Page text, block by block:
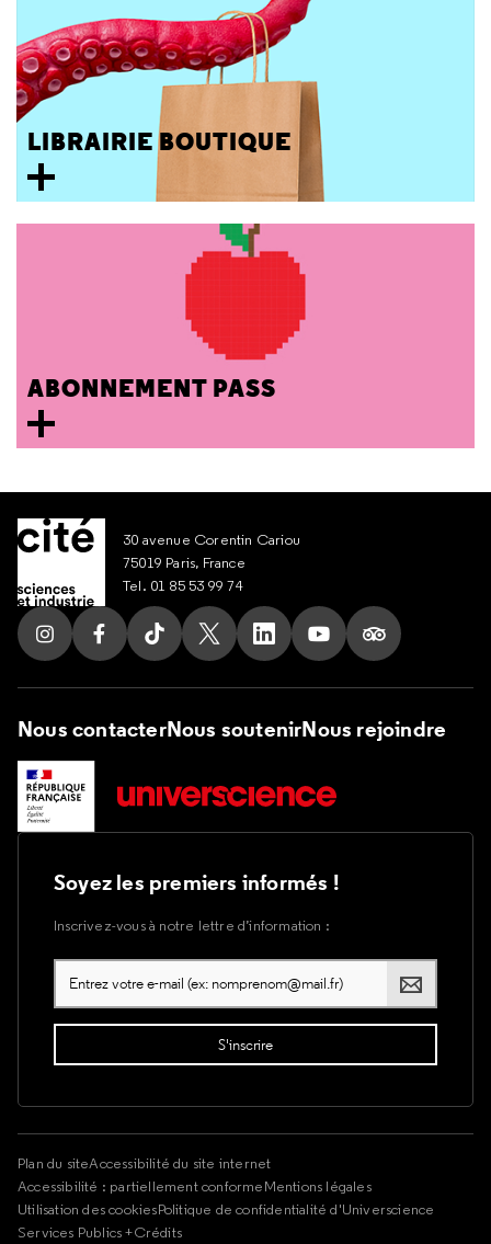
LIBRAIRIE BOUTIQUE
ABONNEMENT PASS
30 avenue Corentin Cariou
75019 Paris, France
Tel. 01 85 53 99 74
Suivez nous sur Instagram
Suivez nous sur Facebook
Suivez nous sur Tik Tok
Suivez nous sur X
Suivez nous sur LinkedIn
Suivez nous sur
Suivez nous
Nous contacterNous soutenirNous rejoindre
Soyez les premiers informés !
Inscrivez-vous à notre lettre d’information :
Plan du siteAccessibilité du site internet
Accessibilité : partiellement conformeMentions légales
Utilisation des cookiesPolitique de confidentialité d'Universcience
Services Publics +Crédits